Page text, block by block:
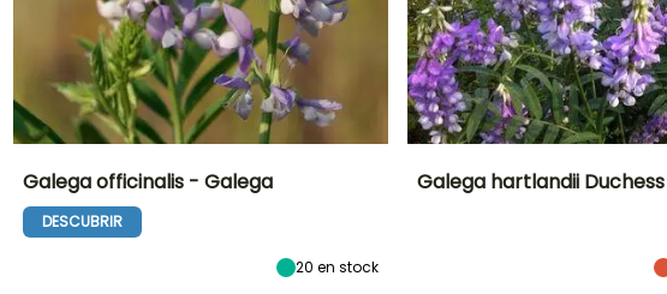
Altura en la
madurez
Semisombra
Galega officinalis - Galega
DESCUBRIR
20 en stock
Galega hartlandii